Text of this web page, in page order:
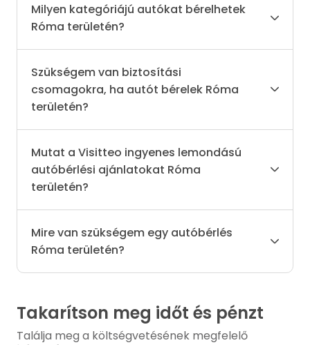
Milyen kategóriájú autókat bérelhetek
Róma területén?
Szükségem van biztosítási
csomagokra, ha autót bérelek Róma
területén?
Mutat a Visitteo ingyenes lemondású
autóbérlési ajánlatokat Róma
területén?
Mire van szükségem egy autóbérlés
Róma területén?
Takarítson meg időt és pénzt
Találja meg a költségvetésének megfelelő